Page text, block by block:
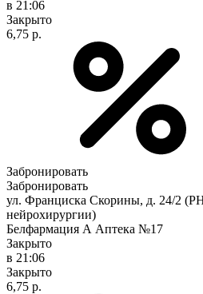
в 21:06
Закрыто
6,75 р.
Забронировать
Забронировать
ул. Франциска Скорины, д. 24/2
нейрохирургии)
Белфармация А Аптека №17
Закрыто
в 21:06
Закрыто
6,75 р.